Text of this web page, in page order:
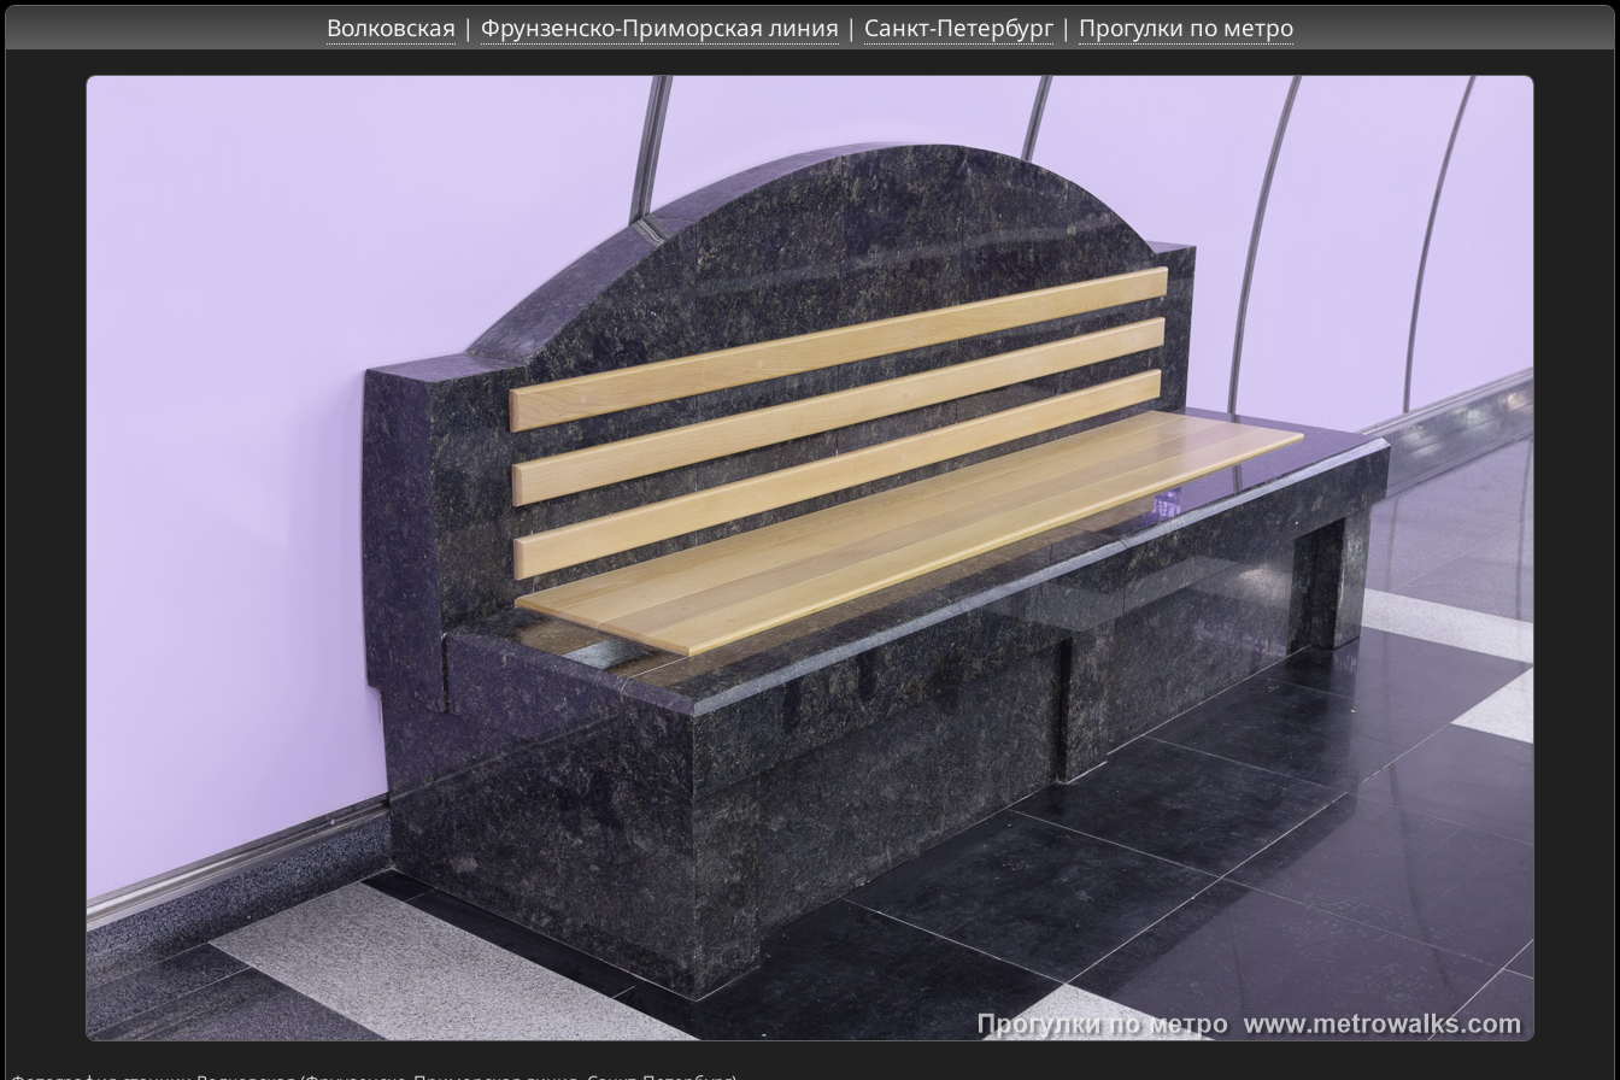
Волковская | Фрунзенско-Приморская линия | Санкт-Петербург | Прогулки по метро